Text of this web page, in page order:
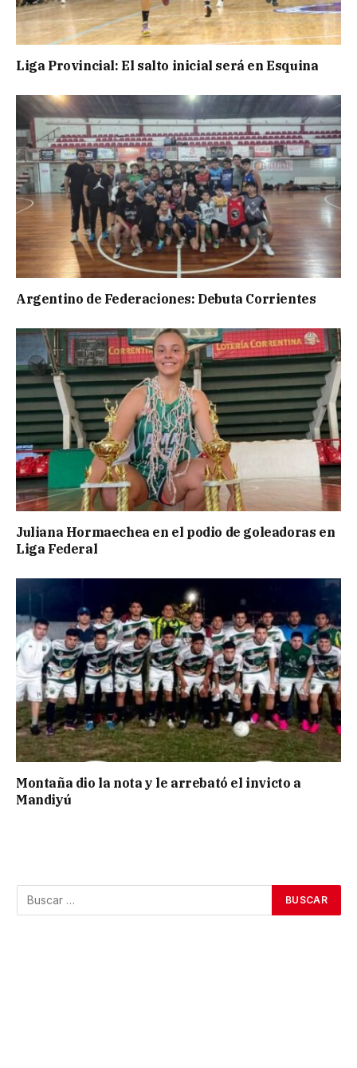
Liga Provincial: El salto inicial será en Esquina
Argentino de Federaciones: Debuta Corrientes
Juliana Hormaechea en el podio de goleadoras en
Liga Federal
Montaña dio la nota y le arrebató el invicto a
Mandiyú